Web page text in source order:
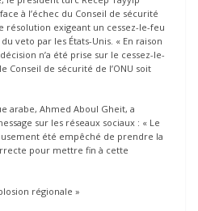
à l’échec du Conseil de sécurité
résolution exigeant un cessez-le-feu
veto par les États-Unis. « En raison
n’a été prise sur le cessez-le-
Conseil de sécurité de l’ONU soit
arabe, Ahmed Aboul Gheit, a
sur les réseaux sociaux : « Le
été empêché de prendre la
pour mettre fin à cette
régionale »